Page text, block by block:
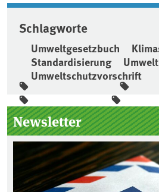
Schlagworte
Umweltgesetzbuch
Standardisierung
Umweltschutzvorschrift
Seitenleiste
Newsletter